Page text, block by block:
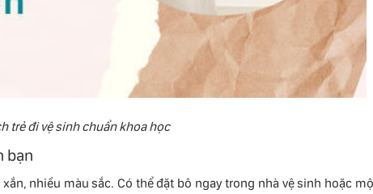
trẻ đi vệ sinh chuẩn khoa học
bạn
nhiều màu sắc. Có thể đặt bô ngay trong nhà vệ sinh hoặc